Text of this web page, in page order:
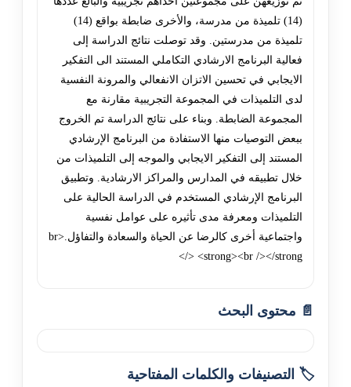
(14) تلميذة من مدرسة، والأخرى ضابطة بواقع (14)
تلميذة من مدرستين. وقد توصلت نتائج الدراسة إلى
فعالية البرنامج الارشادي التکاملي المستند الى التفکير
الايجابي في تحسين الاتزان الانفعالي والمرونة النفسية
لدى التلميذات في المجموعة التجريبية مقارنة مع
المجموعة الضابطة. وبناء على نتائج الدراسة تم الخروج
ببعض التوصيات منها الاستفادة من البرنامج الإرشادي
المستند إلى التفکير الايجابي والموجه إلى التلميذات من
خلال تطبيقه في المدارس والمراکز الارشادية. وتطبيق
البرنامج الإرشادي المستخدم في الدراسة الحالية على
التلميذات ومعرفة مدى تأثيره على عوامل نفسية
واجتماعية أخرى کالرضا عن الحياة والسعادة والتفاؤل.<br
/> <strong><br /></strong>
📄 محتوى البحث
🏷️ التصنيفات والكلمات المفتاحية